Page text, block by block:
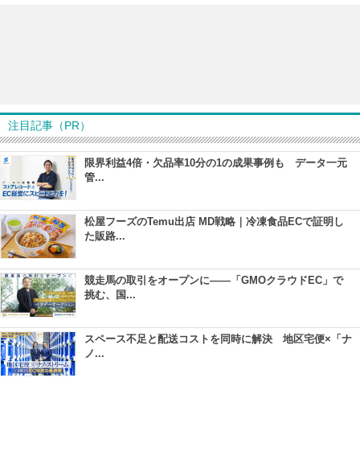
注目記事（PR）
限界利益4倍・欠品率10分の1の成果事例も データ一元
管...
松屋フーズのTemu出店 MD戦略｜冷凍食品ECで証明し
た販路...
競走馬の取引をオープンに――「GMOクラウドEC」で
挑む、国...
スペース不足と配送コストを同時に解決 地区宅便×「ナ
ノ...